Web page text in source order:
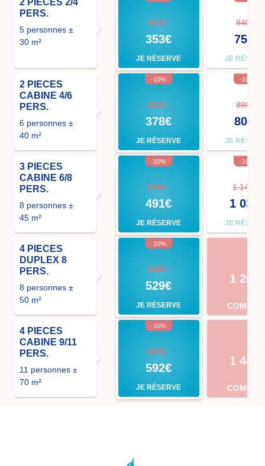
2 PIECES 2/4
PERS.
5 personnes ±
30 m²
2 PIECES
CABINE 4/6
PERS.
6 personnes ±
40 m²
3 PIECES
CABINE 6/8
PERS.
8 personnes ±
45 m²
4 PIECES
DUPLEX 8
PERS.
8 personnes ±
50 m²
4 PIECES
CABINE 9/11
PERS.
11 personnes ±
70 m²
392€
353€
JE RÉSERVE
-10%
420€
378€
JE RÉSERVE
-10%
546€
491€
JE RÉSERVE
-10%
588€
529€
JE RÉSERVE
-10%
658€
592€
JE RÉSERVE
840€
756€
JE
-10%
896€
806€
JE
-10%
1 148€
1 033€
JE
1 260€
1 442€